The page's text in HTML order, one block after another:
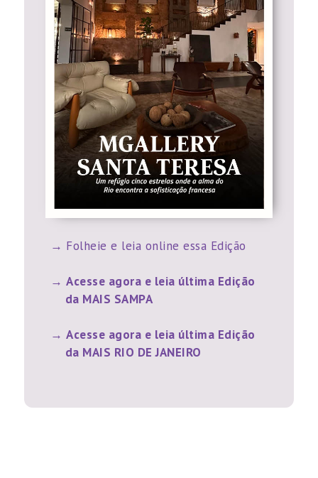
Folheie e leia online essa Edição
Acesse agora e leia última Edição
da MAIS SAMPA
Acesse agora e leia última Edição
da MAIS RIO DE JANEIRO